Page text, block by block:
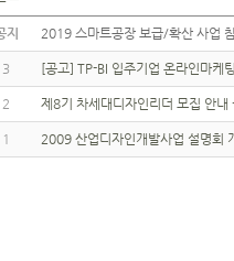
지 2019 스마트공장 보급/확산 사업
3 [공고] TP-BI 입주기업 온라인마케
2 제8기 차세대디자인리더 모집 안내
1 2009 산업디자인개발사업 설명회